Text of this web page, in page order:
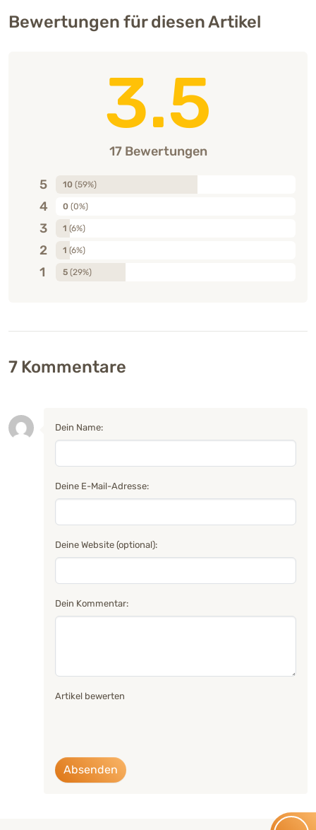
Bewertungen für diesen Artikel
3.5
17 Bewertungen
5 10 (59%)
4 0 (0%)
3 1 (6%)
2 1 (6%)
1 5 (29%)
7 Kommentare
Dein Name:
Deine E-Mail-Adresse:
Deine Website (optional):
Dein Kommentar:
Artikel bewerten
Absenden